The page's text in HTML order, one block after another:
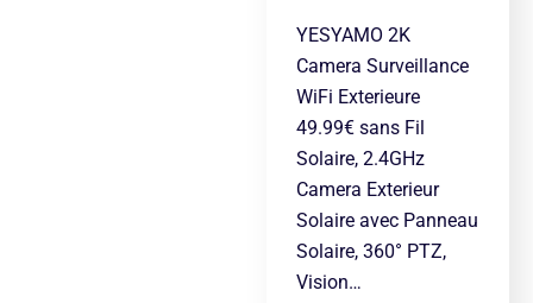
YESYAMO 2K
Camera Surveillance
WiFi Exterieure
49.99€ sans Fil
Solaire, 2.4GHz
Camera Exterieur
Solaire avec Panneau
Solaire, 360° PTZ,
Vision…